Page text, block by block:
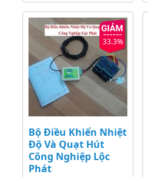
33.3%
Bộ Điều Khiển Nhiệt
Độ Và Quạt Hút
Công Nghiệp Lộc
Phát